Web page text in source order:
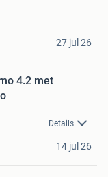
27 jul 26
4.2 met
Details
14 jul 26